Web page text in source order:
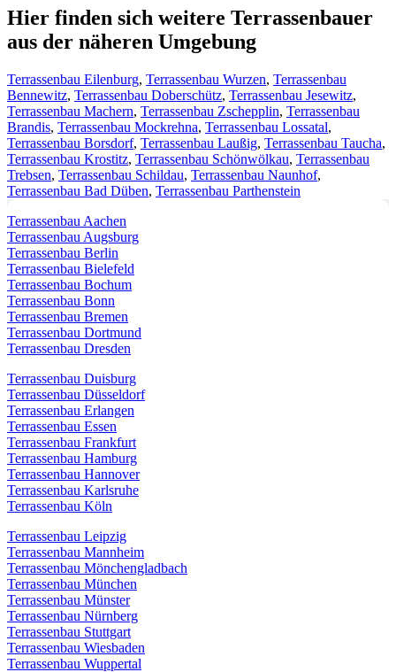
Hier finden sich weitere Terrassenbauer
aus der näheren Umgebung
Terrassenbau Eilenburg, Terrassenbau Wurzen, Terrassenbau
Bennewitz, Terrassenbau Doberschütz, Terrassenbau Jesewitz,
Terrassenbau Machern, Terrassenbau Zschepplin, Terrassenbau
Brandis, Terrassenbau Mockrehna, Terrassenbau Lossatal,
Terrassenbau Borsdorf, Terrassenbau Laußig, Terrassenbau Taucha,
Terrassenbau Krostitz, Terrassenbau Schönwölkau, Terrassenbau
Trebsen, Terrassenbau Schildau, Terrassenbau Naunhof,
Terrassenbau Bad Düben, Terrassenbau Parthenstein
Terrassenbau Aachen
Terrassenbau Augsburg
Terrassenbau Berlin
Terrassenbau Bielefeld
Terrassenbau Bochum
Terrassenbau Bonn
Terrassenbau Bremen
Terrassenbau Dortmund
Terrassenbau Dresden
Terrassenbau Duisburg
Terrassenbau Düsseldorf
Terrassenbau Erlangen
Terrassenbau Essen
Terrassenbau Frankfurt
Terrassenbau Hamburg
Terrassenbau Hannover
Terrassenbau Karlsruhe
Terrassenbau Köln
Terrassenbau Leipzig
Terrassenbau Mannheim
Terrassenbau Mönchengladbach
Terrassenbau München
Terrassenbau Münster
Terrassenbau Nürnberg
Terrassenbau Stuttgart
Terrassenbau Wiesbaden
Terrassenbau Wuppertal